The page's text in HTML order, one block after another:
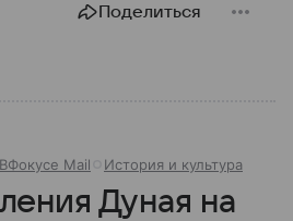
Поделиться
ВФокусе Mail История и культура
Дуная на